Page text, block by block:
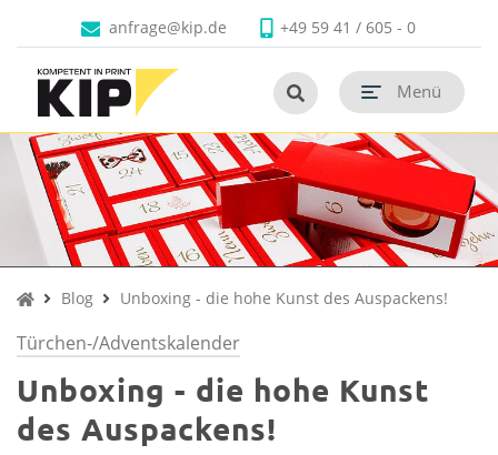
öffnen
öffnen
öffnen
öffnen
öffnen
Untermenü schließen
Faltschachteln
Untermenü
Untermenü
Untermenü
Untermenü schließen
Produkte
Untermenü
Untermenü
Untermenü
Untermenü schließen
Branchen
Untermenü schließen
Unternehmen
Untermenü schließen
Kontaktanfrage@kip.de +49 59 41 / 605 - 0
Menü
Blog Unboxing - die hohe Kunst des Auspackens!
Türchen-/Adventskalender
Unboxing - die hohe Kunst
des Auspackens!